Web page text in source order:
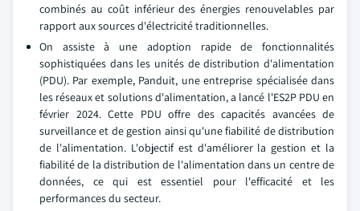
combinés au coût inférieur des énergies renouvelables par
rapport aux sources d'électricité traditionnelles.
On assiste à une adoption rapide de fonctionnalités
sophistiquées dans les unités de distribution d'alimentation
(PDU). Par exemple, Panduit, une entreprise spécialisée dans
les réseaux et solutions d'alimentation, a lancé l'ES2P PDU en
février 2024. Cette PDU offre des capacités avancées de
surveillance et de gestion ainsi qu'une fiabilité de distribution
de l'alimentation. L'objectif est d'améliorer la gestion et la
fiabilité de la distribution de l'alimentation dans un centre de
données, ce qui est essentiel pour l'efficacité et les
performances du secteur.